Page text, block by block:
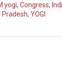
yogi, Congress,
Pradesh, YOGI